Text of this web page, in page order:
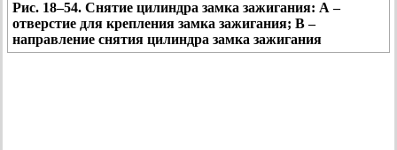
Рис. 18–54. Снятие цилиндра замка зажигания: А –
отверстие для крепления замка зажигания; В –
направление снятия цилиндра замка зажигания